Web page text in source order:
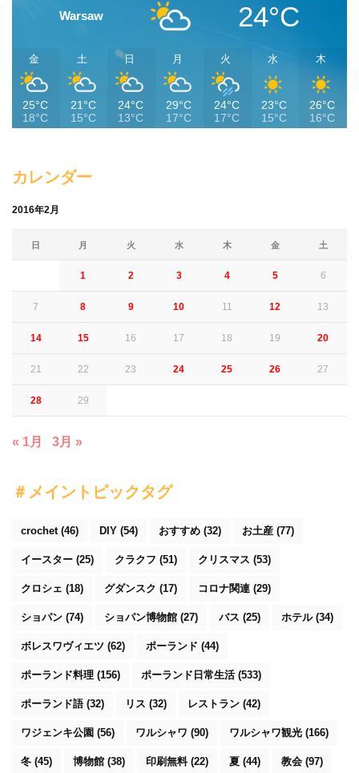
Warsaw 24°C
金
25°C
18°C
土
21°C
15°C
日
24°C
13°C
月
29°C
17°C
火
24°C
17°C
水
23°C
15°C
木
26°C
16°C
カレンダー
2016年2月
日 月 火 水 木 金 土
1 2 3 4 5 6
7 8 9 10 11 12 13
14 15 16 17 18 19 20
21 22 23 24 25 26 27
28 29
« 1月 3月 »
＃メイントピックタグ
crochet (46) DIY (54) おすすめ (32) お土産 (77)
イースター (25) クラクフ (51) クリスマス (53)
クロシェ (18) グダンスク (17) コロナ関連 (29)
ショパン (74) ショパン博物館 (27) バス (25) ホテル(34)
ボレスワヴィエツ (62) ポーランド (44)
ポーランド料理 (156) ポーランド日常生活(533)
ポーランド語(32) リス (32) レストラン (42)
ワジェンキ公園 (56) ワルシャワ (90) ワルシャワ観光 (166)
冬 (45) 博物館 (38) 印刷無料(22) 夏 (44) 教会 (97)